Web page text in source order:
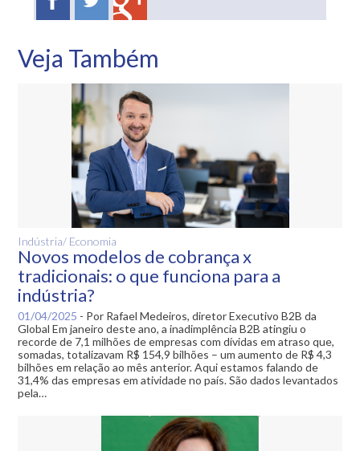
Veja Também
Indústria/ Economia
Novos modelos de cobrança x
tradicionais: o que funciona para a
indústria?
01/04/2025 - Por Rafael Medeiros, diretor Executivo B2B da
Global Em janeiro deste ano, a inadimplência B2B atingiu o
recorde de 7,1 milhões de empresas com dívidas em atraso que,
somadas, totalizavam R$ 154,9 bilhões – um aumento de R$ 4,3
bilhões em relação ao mês anterior. Aqui estamos falando de
31,4% das empresas em atividade no país. São dados levantados
pela…